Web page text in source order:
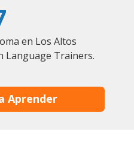
en Los Altos
Language Trainers.
Aprender